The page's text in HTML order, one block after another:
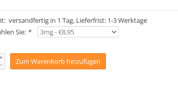
versandfertig in 1 Tag, Lieferfrist: 1-3 Werktage
Sie: *
- Zum Warenkorb hinzufügen